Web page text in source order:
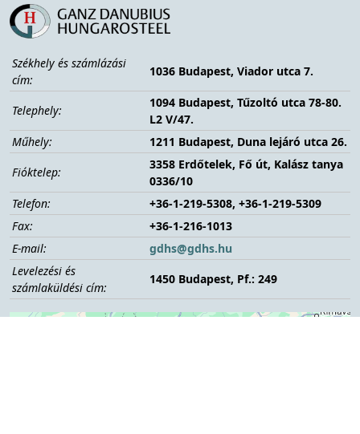
Székhely és számlázási
cím:
1036 Budapest, Viador utca 7.
Telephely:
1094 Budapest, Tűzoltó utca 78-80.
L2 V/47.
Műhely:
1211 Budapest, Duna lejáró utca 26.
Fióktelep:
3358 Erdőtelek, Fő út, Kalász tanya
0336/10
Telefon:
+36-1-219-5308,+36-1-219-5309
Fax:
+36-1-216-1013
E-mail:
gdhs@gdhs.hu
Levelezési és
számlaküldési cím:
1450 Budapest, Pf.: 249